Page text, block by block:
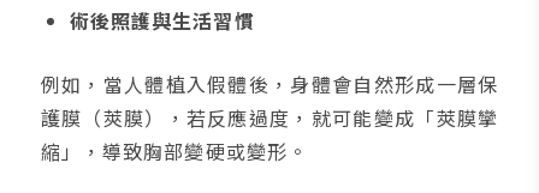
術後照護與生活習慣
例如，當人體植入假體後，身體會自然形成一層保
護膜（莢膜），若反應過度，就可能變成「莢膜攣
縮」，導致胸部變硬或變形。